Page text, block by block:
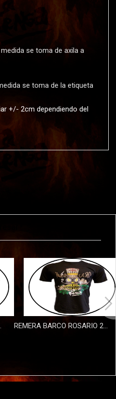
se toma de axila a
se toma de la etiqueta
+/- 2cm dependiendo del
NIÃ‘O REMERA BARCO ROSARIO 2022 NIÃ‘O